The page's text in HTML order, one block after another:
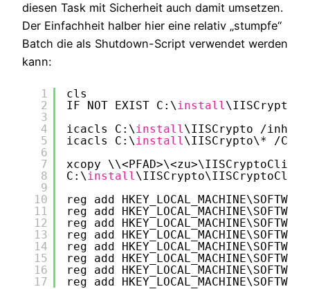
diesen Task mit Sicherheit auch damit umsetzen.
Der Einfachheit halber hier eine relativ „stumpfe“
Batch die als Shutdown-Script verwendet werden
kann:
1
2
3
4
5
6
7
8
9
10
11
12
13
14
15
16
17
cls
IF NOT EXIST C:\ install \IISCrypto
icacls C:\ install \IISCrypto /
icacls C:\ install \IISCrypto\* /C
xcopy
C:\ install
reg add
reg add
reg add
reg add
reg add
reg add
reg add
reg add